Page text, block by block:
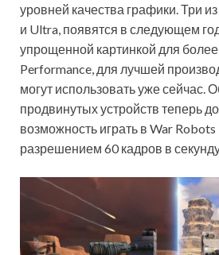
уровней качества графики. Три
и Ultra, появятся в следующем
упрощенной картинкой для
Performance, для лучшей
могут использовать уже сейчас.
продвинутых устройств теперь
возможность играть в War Robots
разрешением 60 кадров в